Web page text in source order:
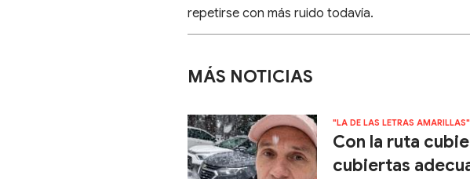
repetirse con más ruido todavía.
MÁS NOTICIAS
"LA DE LAS LETRAS AMARILLAS"
Con la ruta
cubiertas